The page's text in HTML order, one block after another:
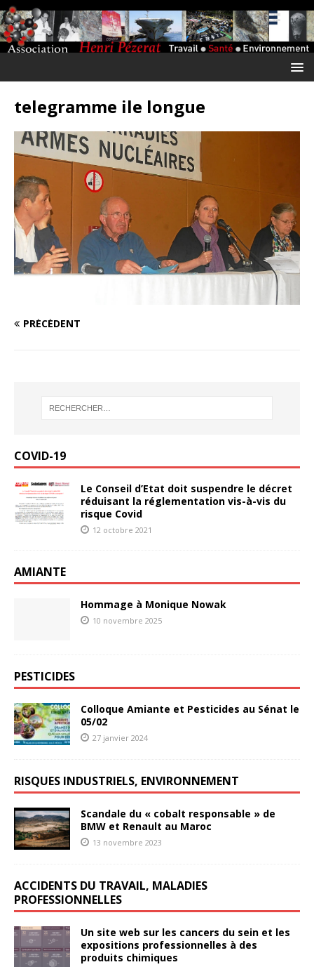
telegramme ile longue
PRÉCÉDENT
COVID-19
Le Conseil d’Etat doit suspendre le décret
réduisant la réglementation vis-à-vis du
risque Covid
12 octobre 2021
AMIANTE
Hommage à Monique Nowak
10 novembre 2025
PESTICIDES
Colloque Amiante et Pesticides au Sénat le
05/02
27 janvier 2024
RISQUES INDUSTRIELS, ENVIRONNEMENT
Scandale du « cobalt responsable » de
BMW et Renault au Maroc
13 novembre 2023
ACCIDENTS DU TRAVAIL, MALADIES
PROFESSIONNELLES
Un site web sur les cancers du sein et les
expositions professionnelles à des
produits chimiques